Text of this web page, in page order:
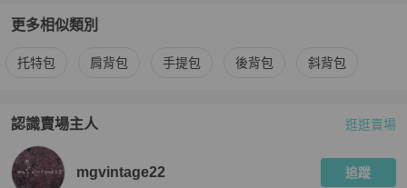
更多相似類別
更多Chloé 女包相似商品推薦
托特包 肩背包 手提包 後背包 斜背包
認識賣場主人
PopChill 拍拍圈嚴選賣家
逛逛賣場
mgvintage22 追蹤